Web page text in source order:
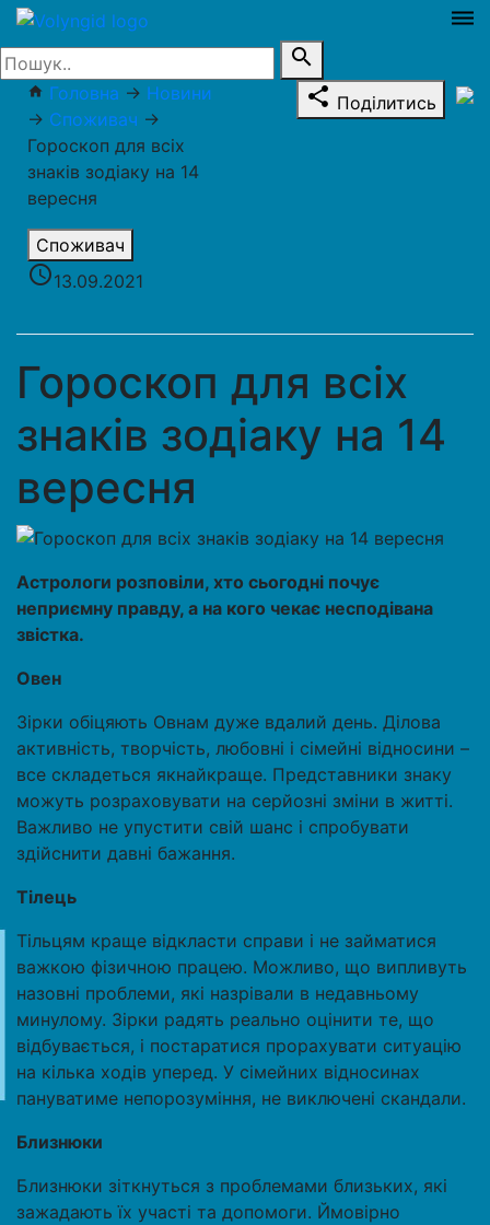
dehaze
search
home Головна → Новини
→ Споживач →
Гороскоп для всіх
знаків зодіаку на 14
вересня
Споживач
access_time13.09.2021
share Поділитись
Гороскоп для всіх
знаків зодіаку на 14
вересня
Астрологи розповіли, хто сьогодні почує
неприємну правду, а на кого чекає несподівана
звістка.
Овен
Зірки обіцяють Овнам дуже вдалий день. Ділова
активність, творчість, любовні і сімейні відносини –
все складеться якнайкраще. Представники знаку
можуть розраховувати на серйозні зміни в житті.
Важливо не упустити свій шанс і спробувати
здійснити давні бажання.
Тілець
Тільцям краще відкласти справи і не займатися
важкою фізичною працею. Можливо, що випливуть
назовні проблеми, які назрівали в недавньому
минулому. Зірки радять реально оцінити те, що
відбувається, і постаратися прорахувати ситуацію
на кілька ходів уперед. У сімейних відносинах
пануватиме непорозуміння, не виключені скандали.
Близнюки
Близнюки зіткнуться з проблемами близьких, які
зажадають їх участі та допомоги. Ймовірно